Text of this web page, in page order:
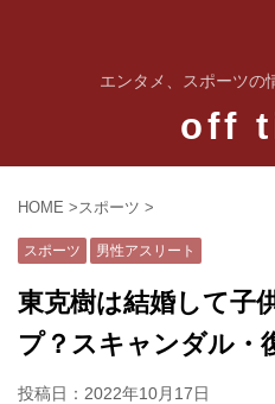
エンタメ、スポーツの
off
HOME >スポーツ >
スポーツ 男性アスリート
東克樹は結婚して子
プ？スキャンダル・
投稿日： 2022年10月17日